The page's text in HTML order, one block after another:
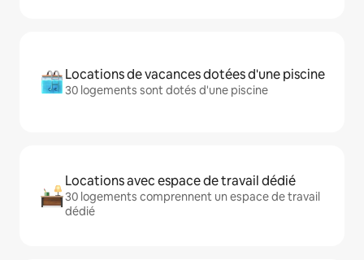
Locations de vacances dotées d'une piscine
30 logements sont dotés d'une piscine
Locations avec espace de travail dédié
30 logements comprennent un espace de travail
dédié